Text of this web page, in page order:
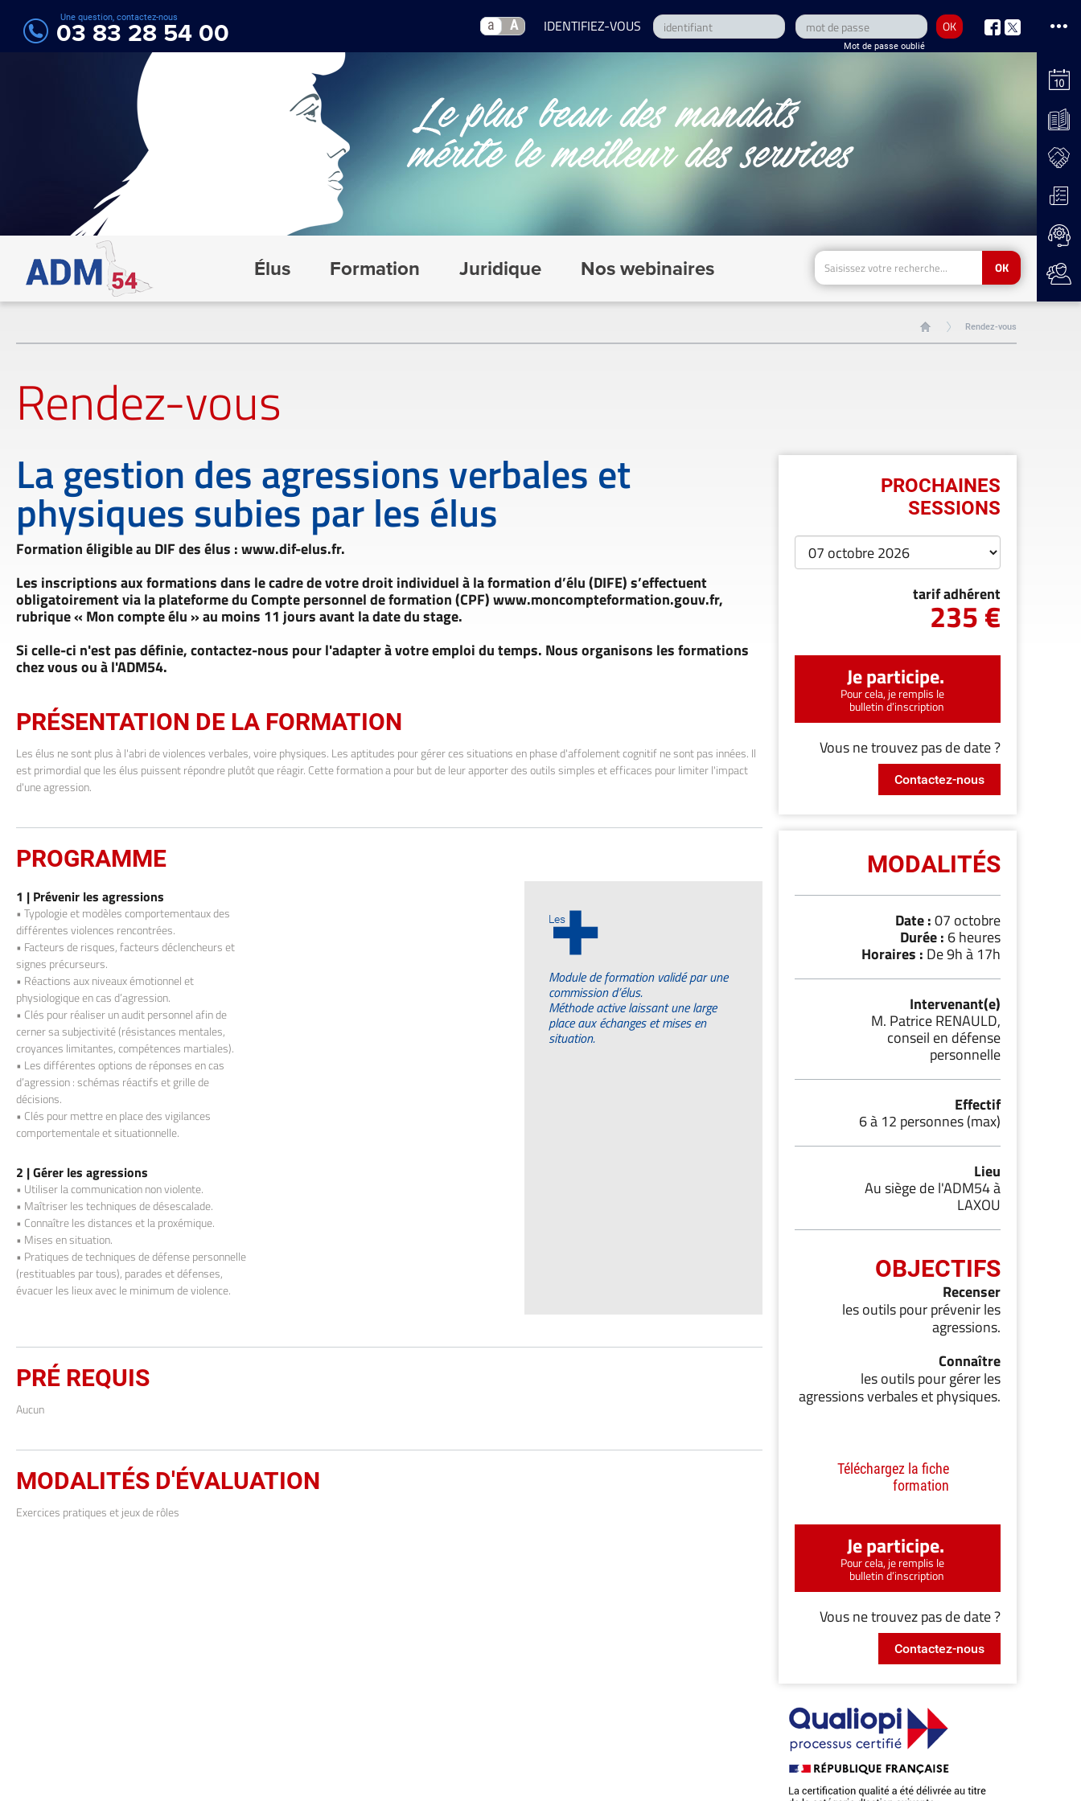
a A OK
Mot de passe oublié
nous
sur
nous
sur
Une question, contactez-nous
03 83 28 54 00
Élus Formation Juridique Nos webinaires OK
Rendez-vous
Rendez-vous
La gestion des agressions verbales et
physiques subies par les élus
Formation éligible au DIF des élus : www.dif-elus.fr.
Les inscriptions aux formations dans le cadre de votre droit individuel à la formation d’élu (DIFE) s’effectuent
obligatoirement via la plateforme du Compte personnel de formation (CPF) www.moncompteformation.gouv.fr,
rubrique « Mon compte élu » au moins 11 jours avant la date du stage.
Si celle-ci n'est pas définie, contactez-nous pour l'adapter à votre emploi du temps. Nous organisons les formations
chez vous ou à l'ADM54.
PRÉSENTATION DE LA FORMATION
Les élus ne sont plus à l'abri de violences verbales, voire physiques. Les aptitudes pour gérer ces situations en phase d'affolement cognitif ne sont pas innées. Il
est primordial que les élus puissent répondre plutôt que réagir. Cette formation a pour but de leur apporter des outils simples et efficaces pour limiter l'impact
d'une agression.
PROGRAMME
1 | Prévenir les agressions
• Typologie et modèles comportementaux des
différentes violences rencontrées.
• Facteurs de risques, facteurs déclencheurs et
signes précurseurs.
• Réactions aux niveaux émotionnel et
physiologique en cas d’agression.
• Clés pour réaliser un audit personnel afin de
cerner sa subjectivité (résistances mentales,
croyances limitantes, compétences martiales).
• Les différentes options de réponses en cas
d’agression : schémas réactifs et grille de
décisions.
• Clés pour mettre en place des vigilances
comportementale et situationnelle.
2 |Gérer les agressions
• Utiliser la communication non violente.
• Maîtriser les techniques de désescalade.
• Connaître les distances et la proxémique.
• Mises en situation.
• Pratiques de techniques de défense personnelle
(restituables par tous), parades et défenses,
évacuer les lieux avec le minimum de violence.
Les
+
Module de formation validé par une
commission d’élus.
Méthode active laissant une large
place aux échanges et mises en
situation.
PRÉ REQUIS
Aucun
MODALITÉS D'ÉVALUATION
Exercices pratiques et jeux de rôles
PROCHAINES
SESSIONS
tarif adhérent
235 €
Je participe.
Pour cela, je remplis le
bulletin d’inscription
Vous ne trouvez pas de date ?
Contactez-nous
MODALITÉS
Date :07 octobre
Durée : 6 heures
Horaires : De 9h à 17h
Intervenant(e)
M. Patrice RENAULD,
conseil en défense
personnelle
Effectif
6 à 12 personnes (max)
Lieu
Au siège de l'ADM54 à
LAXOU
OBJECTIFS
Recenser
les outils pour prévenir les
agressions.
Connaître
les outils pour gérer les
agressions verbales et physiques.
Téléchargez la fiche
formation
Je participe.
Pour cela, je remplis le
bulletin d’inscription
Vous ne trouvez pas de date ?
Contactez-nous